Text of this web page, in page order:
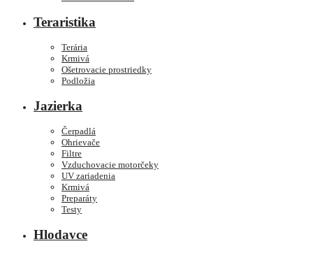
Teraristika
Terária
Krmivá
Ošetrovacie prostriedky
Podložia
Jazierka
Čerpadlá
Ohrievače
Filtre
Vzduchovacie motorčeky
UV zariadenia
Krmivá
Preparáty
Testy
Hlodavce